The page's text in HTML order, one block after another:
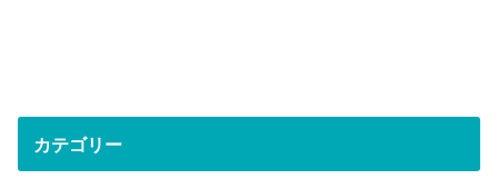
カテゴリー